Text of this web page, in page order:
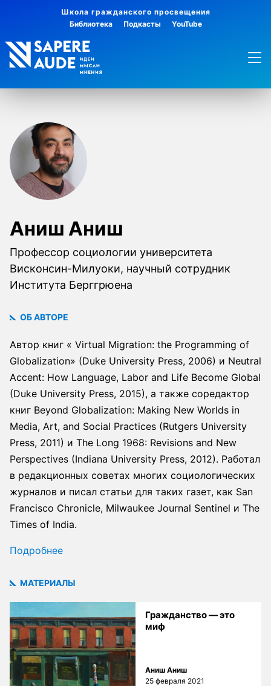
Школа гражданского просвещения
Библиотека
Подкасты YouTube
Аниш Аниш
Профессор социологии университета
Висконсин-Милуоки, научный сотрудник
Института Берггрюена
ОБ АВТОРЕ
Автор книг « Virtual Migration: the Programming of
Globalization» (Duke University Press, 2006) и Neutral
Accent: How Language, Labor and Life Become Global
(Duke University Press, 2015), а также соредактор
книг Beyond Globalization: Making New Worlds in
Media, Art, and Social Practices (Rutgers University
Press, 2011) и The Long 1968: Revisions and New
Perspectives (Indiana University Press, 2012). Работал
в редакционных советах многих социологических
журналов и писал статьи для таких газет, как San
Francisco Chronicle, Milwaukee Journal Sentinel и The
Times of India.
Подробнее
МАТЕРИАЛЫ
Гражданство — это
миф
Аниш Аниш
25 февраля 2021